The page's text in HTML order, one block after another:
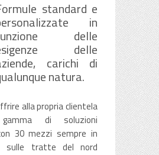
standard e
in
delle
delle
carichi di
natura.
alla propria clientela
gamma di soluzioni
30 mezzi sempre in
sulle tratte del nord